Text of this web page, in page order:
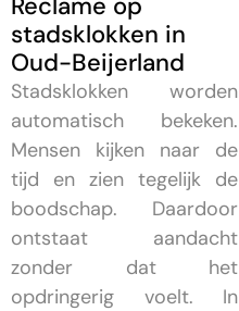
stadsklokken in
Oud-Beijerland
Stadsklokken worden
automatisch bekeken.
Mensen kijken naar de
tijd en zien tegelijk de
boodschap. Daardoor
ontstaat aandacht
zonder dat het
opdringerig voelt. In